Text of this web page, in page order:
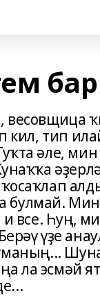
весовщица
кил, тип
әле,
все. Һуң,
үҙе
ла эсмәй